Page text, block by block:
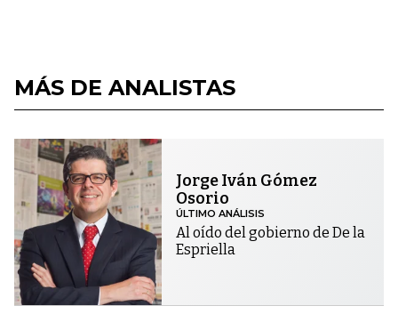
MÁS DE ANALISTAS
Jorge Iván Gómez
Osorio
ÚLTIMO ANÁLISIS
Al oído del gobierno de De la
Espriella